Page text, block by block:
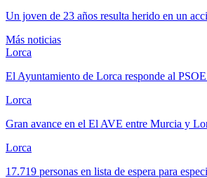
Un joven de 23 años resulta herido en un
Más noticias
Lorca
El Ayuntamiento de Lorca responde al
Lorca
Gran avance en el El AVE entre Murcia y
Lorca
17.719 personas en lista de espera para